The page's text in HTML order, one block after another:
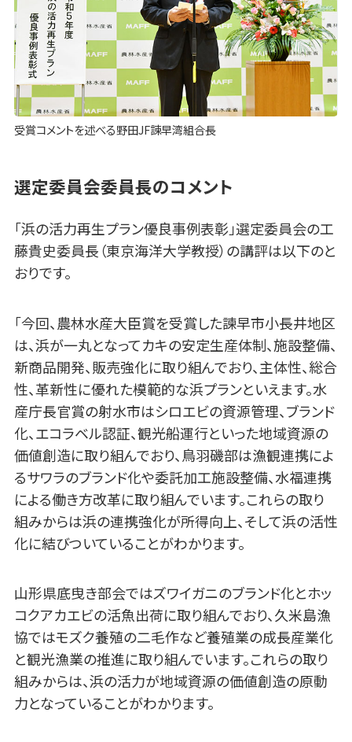
受賞コメントを述べる野田JF諫早湾組合長
選定委員会委員長のコメント
「浜の活力再生プラン優良事例表彰」選定委員会の工
藤貴史委員長（東京海洋大学教授）の講評は以下のと
おりです。
「今回、農林水産大臣賞を受賞した諫早市小長井地区
は、浜が一丸となってカキの安定生産体制、施設整備、
新商品開発、販売強化に取り組んでおり、主体性、総合
性、革新性に優れた模範的な浜プランといえます。水
産庁長官賞の射水市はシロエビの資源管理、ブランド
化、エコラベル認証、観光船運行といった地域資源の
価値創造に取り組んでおり、鳥羽磯部は漁観連携によ
るサワラのブランド化や委託加工施設整備、水福連携
による働き方改革に取り組んでいます。これらの取り
組みからは浜の連携強化が所得向上、そして浜の活性
化に結びついていることがわかります。
山形県底曳き部会ではズワイガニのブランド化とホッ
コクアカエビの活魚出荷に取り組んでおり、久米島漁
協ではモズク養殖の二毛作など養殖業の成長産業化
と観光漁業の推進に取り組んでいます。これらの取り
組みからは、浜の活力が地域資源の価値創造の原動
力となっていることがわかります。